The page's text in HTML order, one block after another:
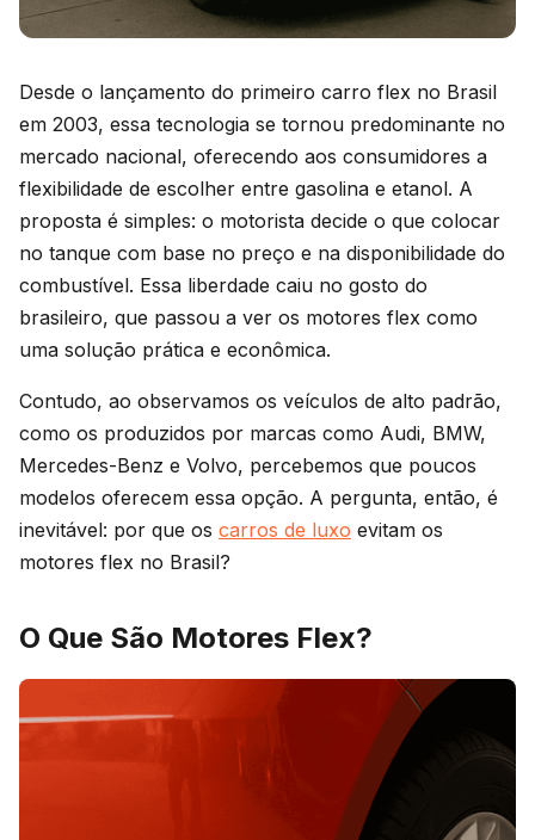
Desde o lançamento do primeiro carro flex no Brasil
em 2003, essa tecnologia se tornou predominante no
mercado nacional, oferecendo aos consumidores a
flexibilidade de escolher entre gasolina e etanol. A
proposta é simples: o motorista decide o que colocar
no tanque com base no preço e na disponibilidade do
combustível. Essa liberdade caiu no gosto do
brasileiro, que passou a ver os motores flex como
uma solução prática e econômica.
Contudo, ao observamos os veículos de alto padrão,
como os produzidos por marcas como Audi, BMW,
Mercedes-Benz e Volvo, percebemos que poucos
modelos oferecem essa opção. A pergunta, então, é
inevitável: por que os carros de luxo evitam os
motores flex no Brasil?
O Que São Motores Flex?